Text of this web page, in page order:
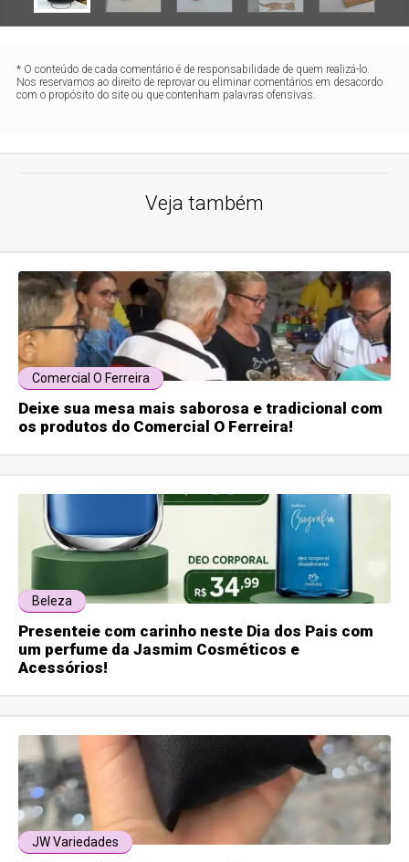
* O conteúdo de cada comentário é de responsabilidade de quem realizá-lo.
Nos reservamos ao direito de reprovar ou eliminar comentários em desacordo
com o propósito do site ou que contenham palavras ofensivas.
Veja também
Comercial O Ferreira
Deixe sua mesa mais saborosa e tradicional com
os produtos do Comercial O Ferreira!
Beleza
Presenteie com carinho neste Dia dos Pais com
um perfume da Jasmim Cosméticos e
Acessórios!
JW Variedades